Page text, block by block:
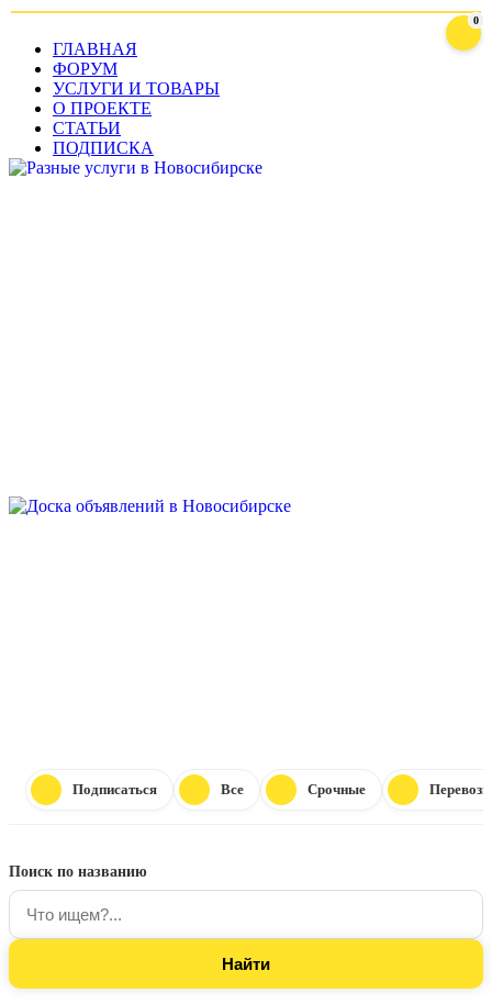
ГЛАВНАЯ
ФОРУМ
УСЛУГИ И ТОВАРЫ
О ПРОЕКТЕ
СТАТЬИ
ПОДПИСКА
0
ТОВАРЫ И УСЛУГИ В
Подписаться Все Срочные
Поиск по названию